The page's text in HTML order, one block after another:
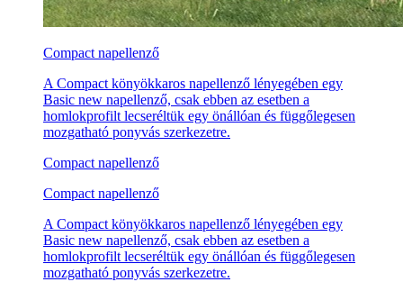
Compact napellenző
A Compact könyökkaros napellenző lényegében egy
Basic new napellenző, csak ebben az esetben a
homlokprofilt lecseréltük egy önállóan és függőlegesen
mozgatható ponyvás szerkezetre.
Compact napellenző
Compact napellenző
A Compact könyökkaros napellenző lényegében egy
Basic new napellenző, csak ebben az esetben a
homlokprofilt lecseréltük egy önállóan és függőlegesen
mozgatható ponyvás szerkezetre.